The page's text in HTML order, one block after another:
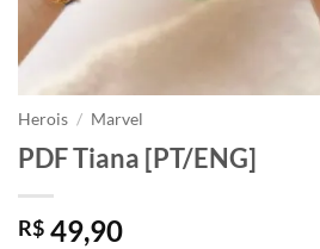
Herois / Marvel
PDF Tiana [PT/ENG]
R$ 49,90